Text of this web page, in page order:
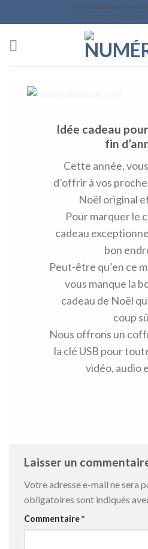
to
2 La Simotière 85430
Idée cadeau
fin
Cette année,
d’offrir à vos
Noël original
Pour marquer le
cadeau
bon
Peut-être qu’en ce
vous manque la
cadeau de Noël
coup
Nous offrons un
la clé USB pour
vidéo, audio
Laisser un
Votre adresse e-mail ne sera
obligatoires sont indiqués
Commentaire*